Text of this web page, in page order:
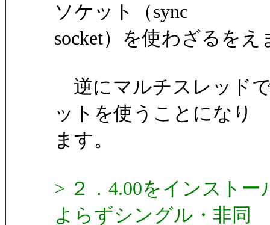
ソケット（sync
socket）を使わざるをえ
逆にマルチスレッド
ットを使うことになり
ます。
> ２．4.00をインスト
よらずシングル・非同